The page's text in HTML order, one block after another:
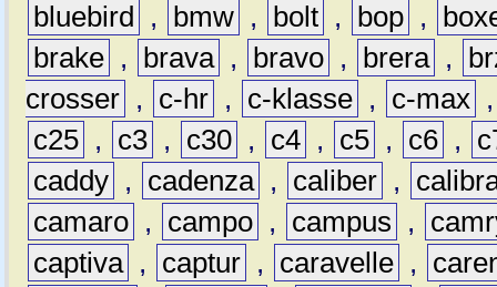
bluebird
, bmw , bolt , bop ,
brake , brava , bravo , brera ,
crosser , c-hr , c-klasse , c-max
c25 , c3 , c30 , c4 , c5 , c6 ,
caddy , cadenza , caliber ,
camaro , campo , campus ,
captiva , captur , caravelle ,